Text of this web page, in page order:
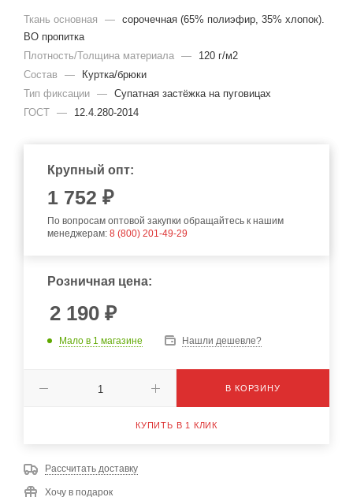
Ткань основная — сорочечная (65% полиэфир, 35% хлопок).
ВО пропитка
Плотность/Толщина материала —
120 г/м2
Состав
—
Куртка/брюки
Тип фиксации — Супатная застёжка на пуговицах
ГОСТ — 12.4.280-2014
Крупный опт:
1 752 ₽
По вопросам оптовой закупки обращайтесь к нашим
менеджерам: 8 (800) 201-49-29
Розничная цена:
2 190 ₽
Мало в 1 магазине Нашли дешевле?
В КОРЗИНУ
КУПИТЬ В 1 КЛИК
Рассчитать доставку
Хочу в подарок